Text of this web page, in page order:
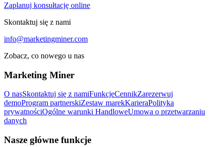
Zaplanuj konsułtację online
Skontaktuj się z nami
info@marketingminer.com
Zobacz, co nowego u nas
Marketing Miner
O nasSkontaktuj się z namiFunkcjeCennikZarezerwuj
demoProgram partnerskiZestaw marekKarieraPolityka
prywatnościOgólne warunki HandloweUmowa o przetwarzaniu
danych
Nasze główne funkcje